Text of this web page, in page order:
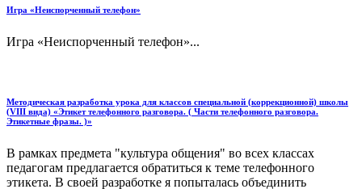
Игра «Неиспорченный телефон»
Игра «Неиспорченный телефон»...
Методическая разработка урока для классов специальной (коррекционной) школы
(VIII вида) «Этикет телефонного разговора. ( Части телефонного разговора.
Этикетные фразы. )»
В рамках предмета "культура общения" во всех классах
педагогам предлагается обратиться к теме телефонного
этикета. В своей разработке я попыталась объединить